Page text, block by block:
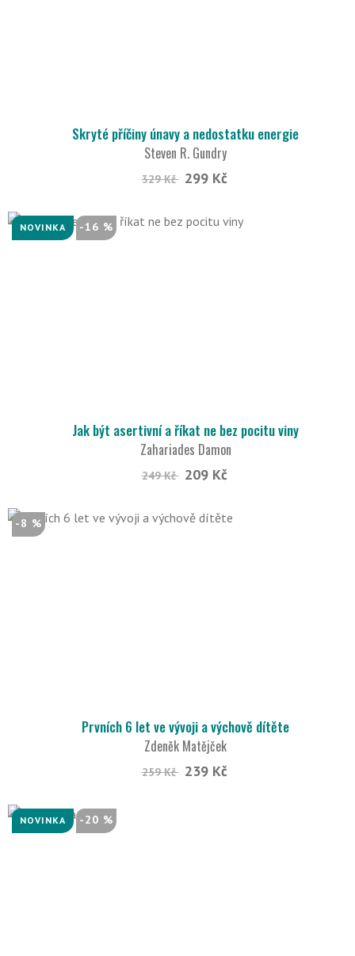
Skryté příčiny únavy a nedostatku energie
Steven R. Gundry
329 Kč 299 Kč
NOVINKA -16 %
Jak být asertivní a říkat ne bez pocitu viny
Zahariades Damon
249 Kč 209 Kč
-8 %
Prvních 6 let ve vývoji a výchově dítěte
Zdeněk Matějček
259 Kč 239 Kč
NOVINKA -20 %